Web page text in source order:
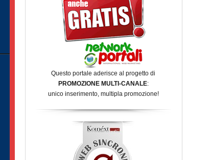
Questo portale aderisce al progetto di
PROMOZIONE MULTI-CANALE:
unico inserimento, multipla promozione!